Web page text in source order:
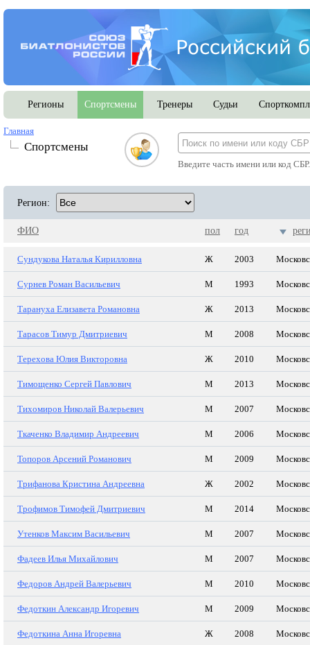
Регионы Спортсмены Тренеры Судьи
Главная
Спортсмены
Введите часть имени или код
Регион:
ФИО пол год
Сундукова Наталья Кирилловна Ж 2003
Сурнев Роман Васильевич М 1993
Тарануха Елизавета Романовна Ж 2013
Тарасов Тимур Дмитриевич М 2008
Терехова Юлия Викторовна Ж 2010
Тимощенко Сергей Павлович М 2013
Тихомиров Николай Валерьевич М 2007
Ткаченко Владимир Андреевич М 2006
Топоров Арсений Романович М 2009
Трифанова Кристина Андреевна Ж 2002
Трофимов Тимофей Дмитриевич М 2014
Утенков Максим Васильевич М 2007
Фадеев Илья Михайлович М 2007
Федоров Андрей Валерьевич М 2010
Федоткин Александр Игоревич М 2009
Федоткина Анна Игоревна Ж 2008